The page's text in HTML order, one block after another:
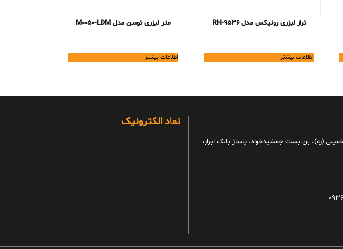
تراز لیزری رونیکس مدل RH-9536
اطلاعات بیشتر
متر لیزری توسن مدل M0050-LDM
اطلاعات بیشتر
(ره)، بن بست جمشیدخواه، پاساژ بانک ابزار،
نماد الکترونیک